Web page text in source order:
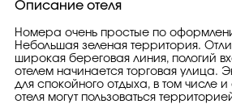
Описание отеля
Номера очень простые по
Небольшая зеленая территория.
широкая береговая линия, пологий
отелем начинается торговая улица.
для спокойного отдыха, в том числе и
отеля могут пользоваться